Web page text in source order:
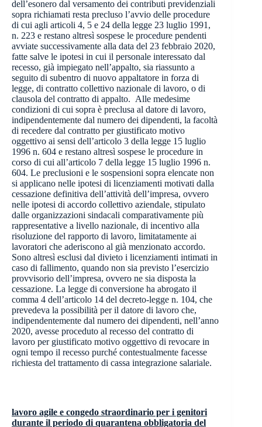
dell’esonero dal versamento dei contributi previdenziali
sopra richiamati resta precluso l’avvio delle procedure
di cui agli articoli 4, 5 e 24 della legge 23 luglio 1991,
n. 223 e restano altresì sospese le procedure pendenti
avviate successivamente alla data del 23 febbraio 2020,
fatte salve le ipotesi in cui il personale interessato dal
recesso, già impiegato nell’appalto, sia riassunto a
seguito di subentro di nuovo appaltatore in forza di
legge, di contratto collettivo nazionale di lavoro, o di
clausola del contratto di appalto. Alle medesime
condizioni di cui sopra è preclusa al datore di lavoro,
indipendentemente dal numero dei dipendenti, la facoltà
di recedere dal contratto per giustificato motivo
oggettivo ai sensi dell’articolo 3 della legge 15 luglio
1996 n. 604 e restano altresì sospese le procedure in
corso di cui all’articolo 7 della legge 15 luglio 1996 n.
604. Le preclusioni e le sospensioni sopra elencate non
si applicano nelle ipotesi di licenziamenti motivati dalla
cessazione definitiva dell’attività dell’impresa, ovvero
nelle ipotesi di accordo collettivo aziendale, stipulato
dalle organizzazioni sindacali comparativamente più
rappresentative a livello nazionale, di incentivo alla
risoluzione del rapporto di lavoro, limitatamente ai
lavoratori che aderiscono al già menzionato accordo.
Sono altresì esclusi dal divieto i licenziamenti intimati in
caso di fallimento, quando non sia previsto l’esercizio
provvisorio dell’impresa, ovvero ne sia disposta la
cessazione. La legge di conversione ha abrogato il
comma 4 dell’articolo 14 del decreto-legge n. 104, che
prevedeva la possibilità per il datore di lavoro che,
indipendentemente dal numero dei dipendenti, nell’anno
2020, avesse proceduto al recesso del contratto di
lavoro per giustificato motivo oggettivo di revocare in
ogni tempo il recesso purché contestualmente facesse
richiesta del trattamento di cassa integrazione salariale.
lavoro agile e congedo straordinario per i genitori
durante il periodo di quarantena obbligatoria del